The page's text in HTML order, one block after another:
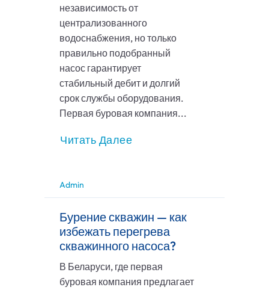
независимость от
централизованного
водоснабжения, но только
правильно подобранный
насос гарантирует
стабильный дебит и долгий
срок службы оборудования.
Первая буровая компания...
Читать Далее
Admin
Бурение скважин — как
избежать перегрева
скважинного насоса?
В Беларуси, где первая
буровая компания предлагает